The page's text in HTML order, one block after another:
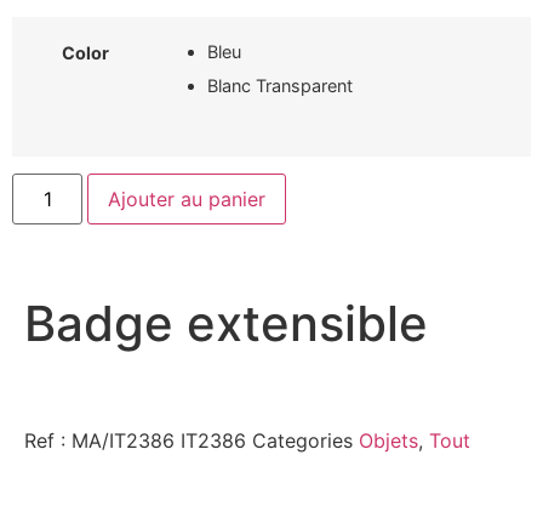
Color
Bleu
Blanc Transparent
Ajouter au panier
Badge extensible
Ref : MA/IT2386 IT2386 Categories Objets, Tout